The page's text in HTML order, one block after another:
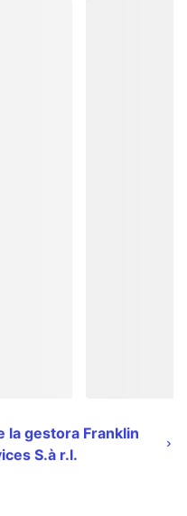
la gestora Franklin
S.à r.l.